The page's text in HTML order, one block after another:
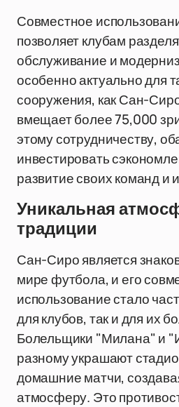
Совместное
позволяет клубам
обслуживание и
особенно актуально для
сооружения, как Сан-
вмещает более 75,000
этому сотрудничеству,
инвестировать
развитие своих команд и
Уникальная
традиции
Сан-Сиро является
мире футбола, и его
использование стало
для клубов, так и для их
Болельщики "Милана" и
разному украшают
домашние матчи,
атмосферу. Это